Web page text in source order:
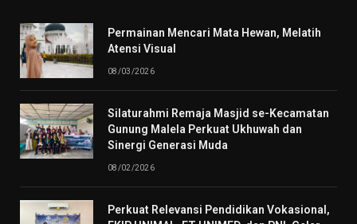
Permainan Mencari Mata Hewan, Melatih
Atensi Visual
08/03/2026
Silaturahmi Remaja Masjid se-Kecamatan
Gunung Malela Perkuat Ukhuwah dan
Sinergi Generasi Muda
08/02/2026
Perkuat Relevansi Pendidikan Vokasional,